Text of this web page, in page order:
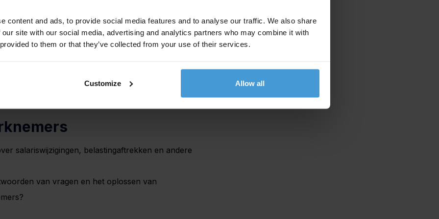
content and ads, to provide social media features and to analyse our traffic. We also share
site with our social media, advertising and analytics partners who may combine it with
to them or that they’ve collected from your use of their services.
Customize Allow all
opgeslagen en beschermd tegen
gegevensverlies te voorkomen?
salariswijzigingen, belastingaftrekken en andere
van vragen en het oplossen van